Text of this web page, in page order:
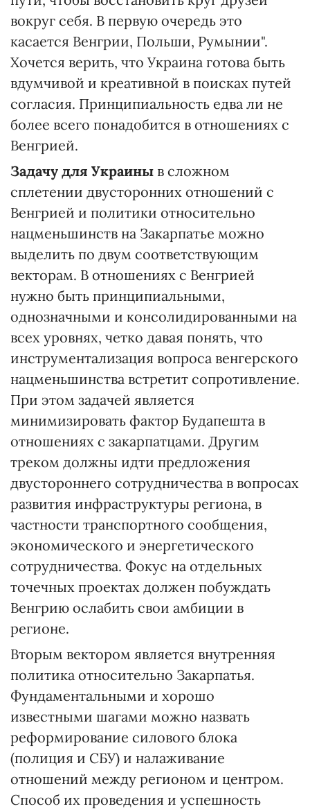
вокруг себя. В первую очередь это
касается Венгрии, Польши, Румынии".
Хочется верить, что Украина готова быть
вдумчивой и креативной в поисках путей
согласия. Принципиальность едва ли не
более всего понадобится в отношениях с
Венгрией.
Задачу для Украины в сложном
сплетении двусторонних отношений с
Венгрией и политики относительно
нацменьшинств на Закарпатье можно
выделить по двум соответствующим
векторам. В отношениях с Венгрией
нужно быть принципиальными,
однозначными и консолидированными на
всех уровнях, четко давая понять, что
инструментализация вопроса венгерского
нацменьшинства встретит сопротивление.
При этом задачей является
минимизировать фактор Будапешта в
отношениях с закарпатцами. Другим
треком должны идти предложения
двустороннего сотрудничества в вопросах
развития инфраструктуры региона, в
частности транспортного сообщения,
экономического и энергетического
сотрудничества. Фокус на отдельных
точечных проектах должен побуждать
Венгрию ослабить свои амбиции в
регионе.
Вторым вектором является внутренняя
политика относительно Закарпатья.
Фундаментальными и хорошо
известными шагами можно назвать
реформирование силового блока
(полиция и СБУ) и налаживание
отношений между регионом и центром.
Способ их проведения и успешность